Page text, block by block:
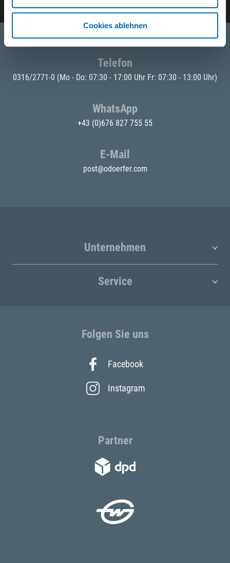
Cookies ablehnen
Telefon
0316/2771-0 (Mo - Do: 07:30 - 17:00 Uhr Fr: 07:30 - 13:00 Uhr)
WhatsApp
+43 (0)676 827 755 55
E-Mail
post@odoerfer.com
Unternehmen
Service
Folgen Sie uns
Facebook
Instagram
Partner